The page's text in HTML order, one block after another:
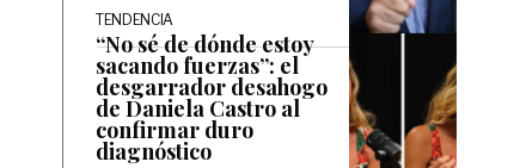
TENDENCIA
“No sé de dónde estoy
sacando fuerzas”: el
desgarrador desahogo
de Daniela Castro al
confirmar duro
diagnóstico